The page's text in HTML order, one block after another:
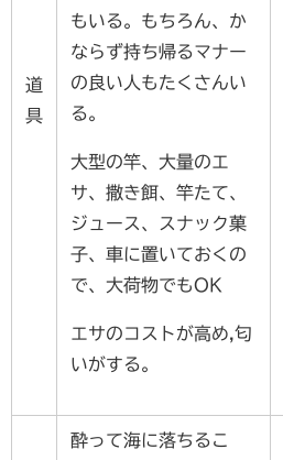
道
具
もいる。もちろん、か
ならず持ち帰るマナー
の良い人もたくさんい
る。
大型の竿、大量のエ
サ、撒き餌、竿たて、
ジュース、スナック菓
子、車に置いておくの
で、大荷物でもOK
エサのコストが高め,匂
いがする。
酔って海に落ちるこ